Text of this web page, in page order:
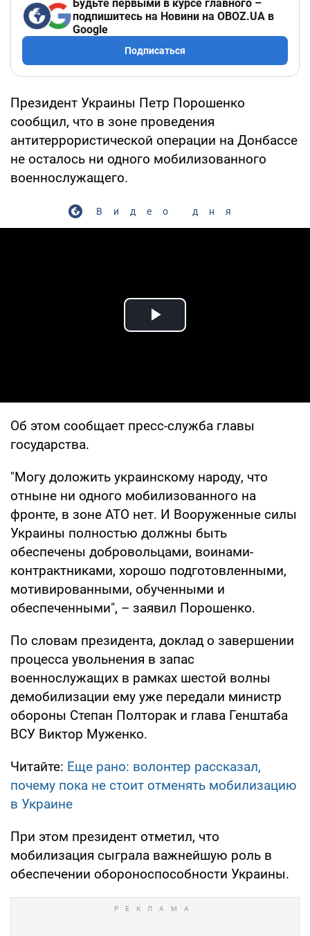
Будьте первыми в курсе главного –
подпишитесь на Новини на OBOZ.UA в
Google
Подписаться
Президент Украины Петр Порошенко
сообщил, что в зоне проведения
антитеррористической операции на Донбассе
не осталось ни одного мобилизованного
военнослужащего.
Видео дня
Play Video
Об этом сообщает пресс-служба главы
государства.
"Могу доложить украинскому народу, что
отныне ни одного мобилизованного на
фронте, в зоне АТО нет. И Вооруженные силы
Украины полностью должны быть
обеспечены добровольцами, воинами-
контрактниками, хорошо подготовленными,
мотивированными, обученными и
обеспеченными", – заявил Порошенко.
По словам президента, доклад о завершении
процесса увольнения в запас
военнослужащих в рамках шестой волны
демобилизации ему уже передали министр
обороны Степан Полторак и глава Генштаба
ВСУ Виктор Муженко.
Читайте: Еще рано: волонтер рассказал,
почему пока не стоит отменять мобилизацию
в Украине
При этом президент отметил, что
мобилизация сыграла важнейшую роль в
обеспечении обороноспособности Украины.